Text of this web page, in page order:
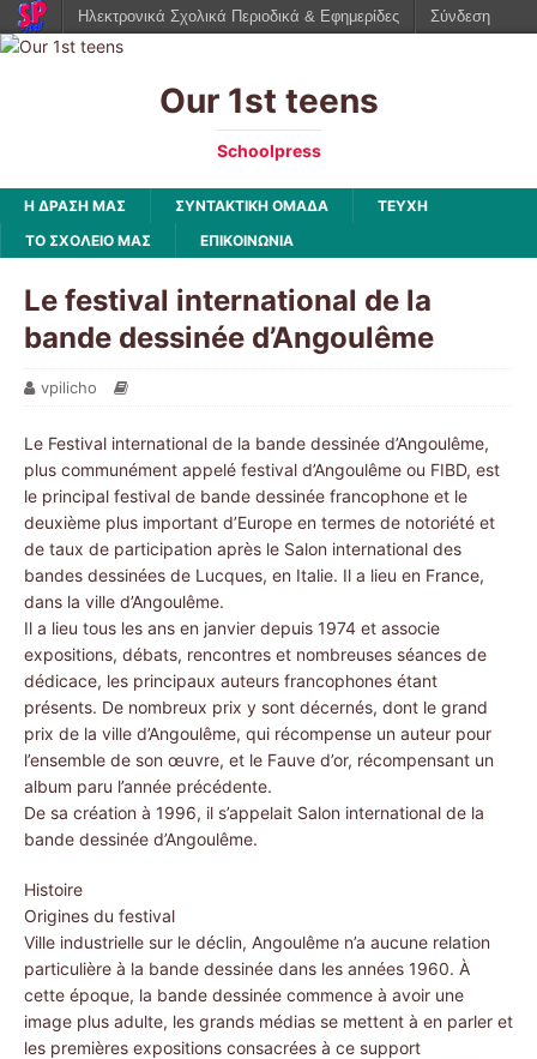
Our 1st teens
Schoolpress
Η ΔΡΑΣΗ ΜΑΣ ΣΥΝΤΑΚΤΙΚΗ ΟΜΑΔΑ
ΤΕΥΧΗ
ΤΟ ΣΧΟΛΕΙΟ ΜΑΣ
ΕΠΙΚΟΙΝΩΝΙΑ
Le festival international de la
bande dessinée d’Angoulême
vpilicho
Le Festival international de la bande dessinée d’Angoulême,
plus communément appelé festival d’Angoulême ou FIBD, est
le principal festival de bande dessinée francophone et le
deuxième plus important d’Europe en termes de notoriété et
de taux de participation après le Salon international des
bandes dessinées de Lucques, en Italie. Il a lieu en France,
dans la ville d’Angoulême.
Il a lieu tous les ans en janvier depuis 1974 et associe
expositions, débats, rencontres et nombreuses séances de
dédicace, les principaux auteurs francophones étant
présents. De nombreux prix y sont décernés, dont le grand
prix de la ville d’Angoulême, qui récompense un auteur pour
l’ensemble de son œuvre, et le Fauve d’or, récompensant un
album paru l’année précédente.
De sa création à 1996, il s’appelait Salon international de la
bande dessinée d’Angoulême.
Histoire
Origines du festival
Ville industrielle sur le déclin, Angoulême n’a aucune relation
particulière à la bande dessinée dans les années 1960. À
cette époque, la bande dessinée commence à avoir une
image plus adulte, les grands médias se mettent à en parler et
les premières expositions consacrées à ce support
Ηλεκτρονικά Σχολικά Περιοδικά & Εφημερίδες Σύνδεση